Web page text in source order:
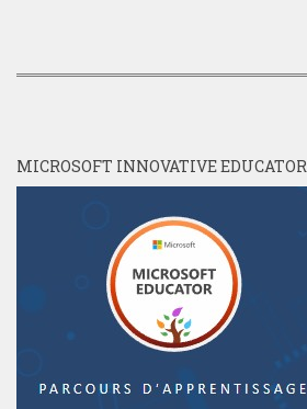
MICROSOFT INNOVATIVE EDUCATOR